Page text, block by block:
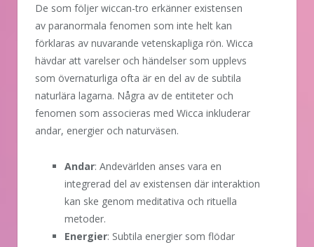
De som följer wiccan-tro erkänner existensen
av paranormala fenomen som inte helt kan
förklaras av nuvarande vetenskapliga rön. Wicca
hävdar att varelser och händelser som upplevs
som övernaturliga ofta är en del av de subtila
naturlära lagarna. Några av de entiteter och
fenomen som associeras med Wicca inkluderar
andar, energier och naturväsen.
Andar: Andevärlden anses vara en
integrerad del av existensen där interaktion
kan ske genom meditativa och rituella
metoder.
Energier: Subtila energier som flödar